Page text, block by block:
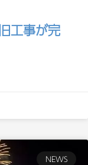
工事が完
NEWS